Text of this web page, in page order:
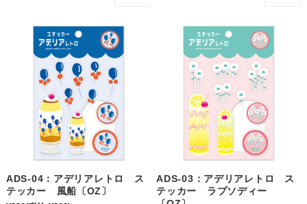
ADS-04：アデリアレトロ ス
テッカー 風船〔OZ〕
ADS-03：アデリアレトロ ス
テッカー ラプソディー